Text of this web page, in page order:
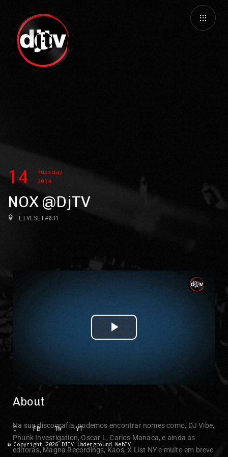
14
Tuesday
2014
NOX @DjTV
LIVESET#031
Play Video
About
Na sua discografia, podemos encontrar nomes como, DJ Vibe,
Phunk Investigation, Oscar L, Carlos Manaca, e ainda as
editoras, Magna Recordings, Kaos, X List NY e muito em breve
I FB TW YT
© Copyright 2026 DJTV Underground WebTV